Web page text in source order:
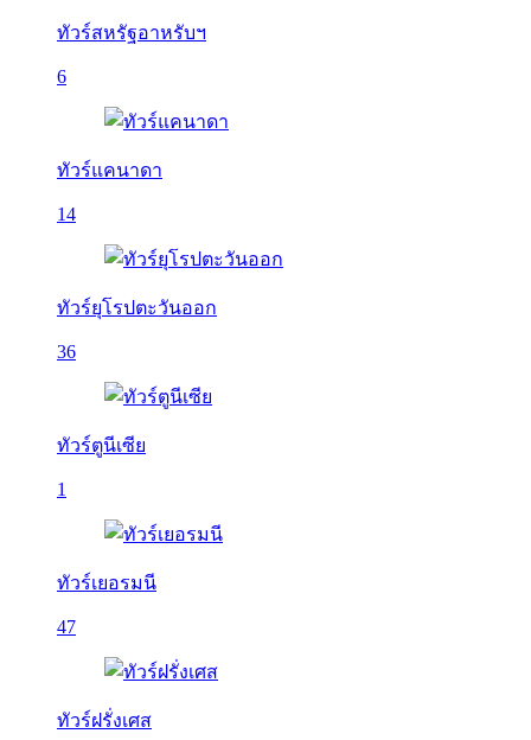
ทัวร์สหรัฐอาหรับฯ
6
ทัวร์แคนาดา
14
ทัวร์ยุโรปตะวันออก
36
ทัวร์ตูนีเซีย
1
ทัวร์เยอรมนี
47
ทัวร์ฝรั่งเศส